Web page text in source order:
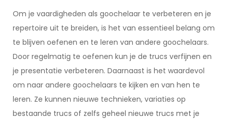
Om je vaardigheden als goochelaar te verbeteren en je
repertoire uit te breiden, is het van essentieel belang om
te blijven oefenen en te leren van andere goochelaars.
Door regelmatig te oefenen kun je de trucs verfijnen en
je presentatie verbeteren. Daarnaast is het waardevol
om naar andere goochelaars te kijken en van hen te
leren. Ze kunnen nieuwe technieken, variaties op
bestaande trucs of zelfs geheel nieuwe trucs met je